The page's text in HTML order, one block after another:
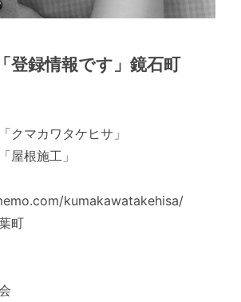
登録情報です」鏡石町
クマカワタケヒサ」
屋根施工」
kumakawatakehisa/
町